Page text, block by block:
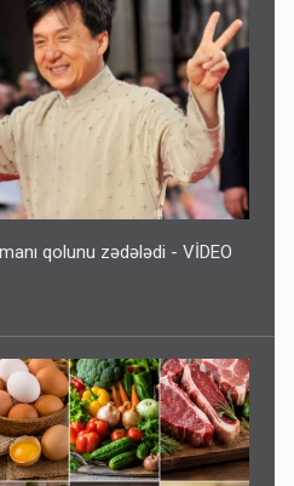
qolunu zədələdi - VİDEO